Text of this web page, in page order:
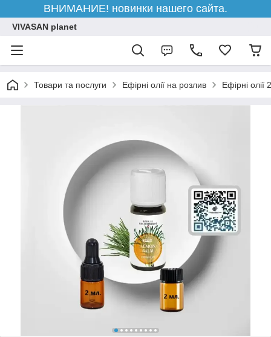
ВНИМАНИЕ! новинки нашего сайта.
VIVASAN planet
Товари та послуги Ефірні олії на розлив Ефірні олії